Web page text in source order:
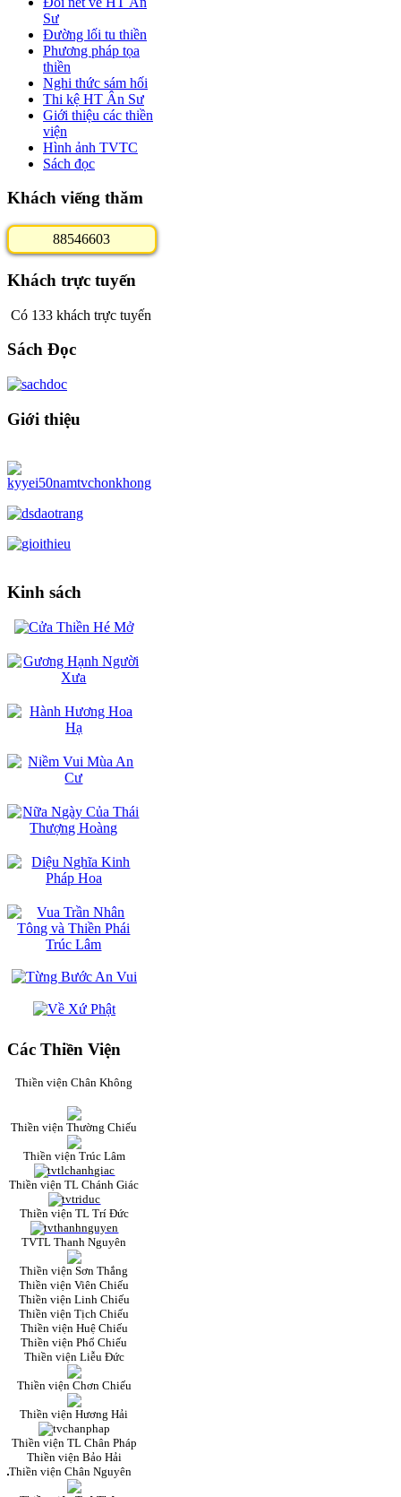
Sư
Đường lối tu thiền
Phương pháp tọa
thiền
Nghi thức sám hối
Thi kệ HT Ân Sư
Giới thiệu các thiền
viện
Hình ảnh TVTC
Sách đọc
Khách viếng thăm
88546603
Khách trực tuyến
Có 133 khách trực tuyến
Sách Đọc
Giới thiệu
Kinh sách
Các Thiền Viện
Thiền viện Chân Không
Thiền viện Thường Chiếu
Thiền viện Trúc Lâm
Thiền viện TL Chánh Giác
Thiền viện TL Trí Đức
TVTL Thanh Nguyên
Thiền viện Sơn Thắng
Thiền viện Viên Chiếu
Thiền viện Linh Chiếu
Thiền viện Tịch Chiếu
Thiền viện Huệ Chiếu
Thiền viện Phổ Chiếu
Thiền viện Liễu Đức
Thiền viện Chơn Chiếu
Thiền viện Hương Hải
Thiền viện TL Chân Pháp
Thiền viện Bảo Hải
Thiền viện Chân Nguyên